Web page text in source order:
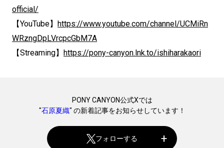
official/
【YouTube】 https://www.youtube.com/channel/UCMiRn
WRzngDpLVrcpcGbM7A
【Streaming】 https://pony-canyon.lnk.to/ishiharakaori
PONY CANYON公式Xでは
"石原夏織" の新着記事をお知らせしています！
フォローする